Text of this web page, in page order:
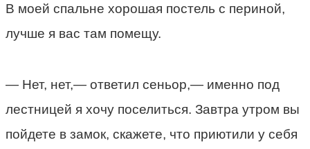
В моей спальне хорошая постель с периной,
лучше я вас там помещу.
— Нет, нет,— ответил сеньор,— именно под
лестницей я хочу поселиться. Завтра утром вы
пойдете в замок, скажете, что приютили у себя